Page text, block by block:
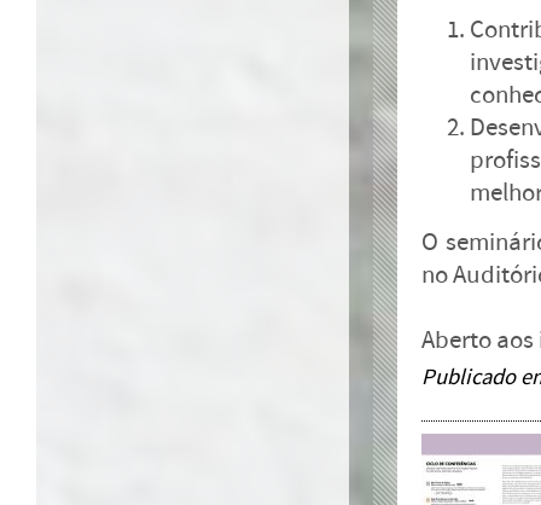
O
no
Aberto
Publicado